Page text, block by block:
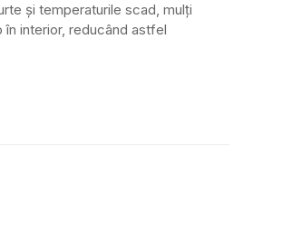
și temperaturile scad, mulți
interior, reducând astfel